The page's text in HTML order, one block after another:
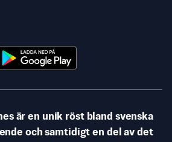
är en unik röst bland svenska
och samtidigt en del av det